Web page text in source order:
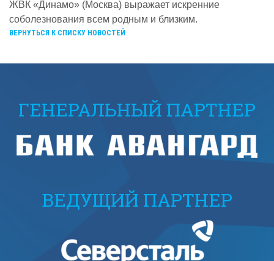
ЖВК «Динамо» (Москва) выражает искренние
соболезнования всем родным и близким.
ВЕРНУТЬСЯ К СПИСКУ НОВОСТЕЙ
ГЕНЕРАЛЬНЫЙ ПАРТНЕР
ВЕДУЩИЙ ПАРТНЕР